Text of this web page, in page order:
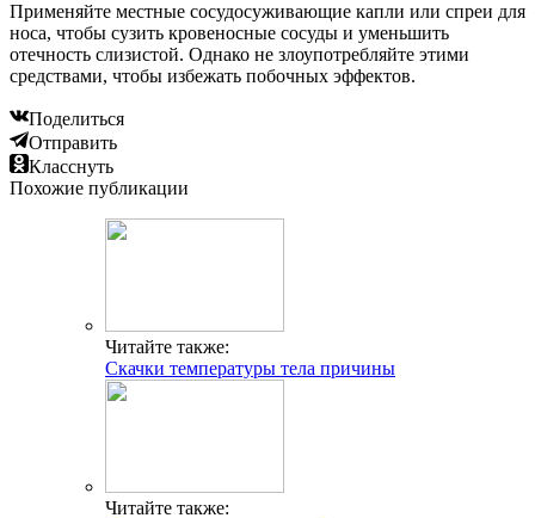
Применяйте местные сосудосуживающие капли или спреи для
носа, чтобы сузить кровеносные сосуды и уменьшить
отечность слизистой. Однако не злоупотребляйте этими
средствами, чтобы избежать побочных эффектов.
Поделиться
Отправить
Класснуть
Похожие публикации
Читайте также:
Скачки температуры тела причины
Читайте также: